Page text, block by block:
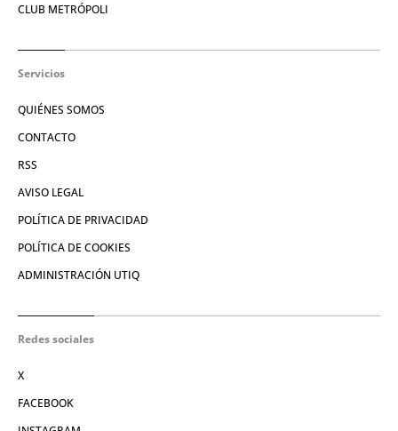
CLUB METRÓPOLI
Servicios
QUIÉNES SOMOS
CONTACTO
RSS
AVISO LEGAL
POLÍTICA DE PRIVACIDAD
POLÍTICA DE COOKIES
ADMINISTRACIÓN UTIQ
Redes sociales
X
FACEBOOK